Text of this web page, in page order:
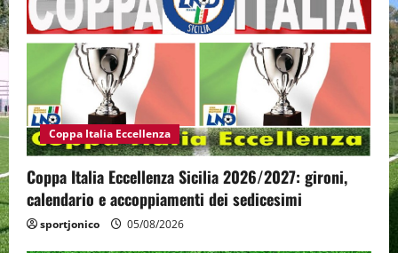
Coppa Italia Eccellenza
Coppa Italia Eccellenza Sicilia 2026/2027: gironi,
calendario e accoppiamenti dei sedicesimi
sportjonico 05/08/2026